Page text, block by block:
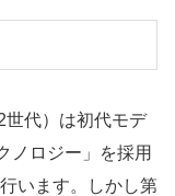
世代）は初代モデ
ノロジー」を採用
います。しかし第